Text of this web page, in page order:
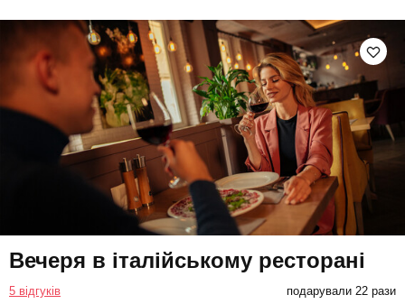
Вечеря в італійському ресторані
5 відгуків подарували 22 рази